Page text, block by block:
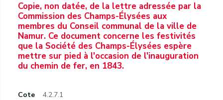
Copie, non datée, de la lettre adressée par la
Commission des Champs-Élysées aux
membres du Conseil communal de la ville de
Namur. Ce document concerne les festivités
que la Société des Champs-Élysées espère
mettre sur pied à l'occasion de l'inauguration
du chemin de fer, en 1843.
Cote 4.2.7.1